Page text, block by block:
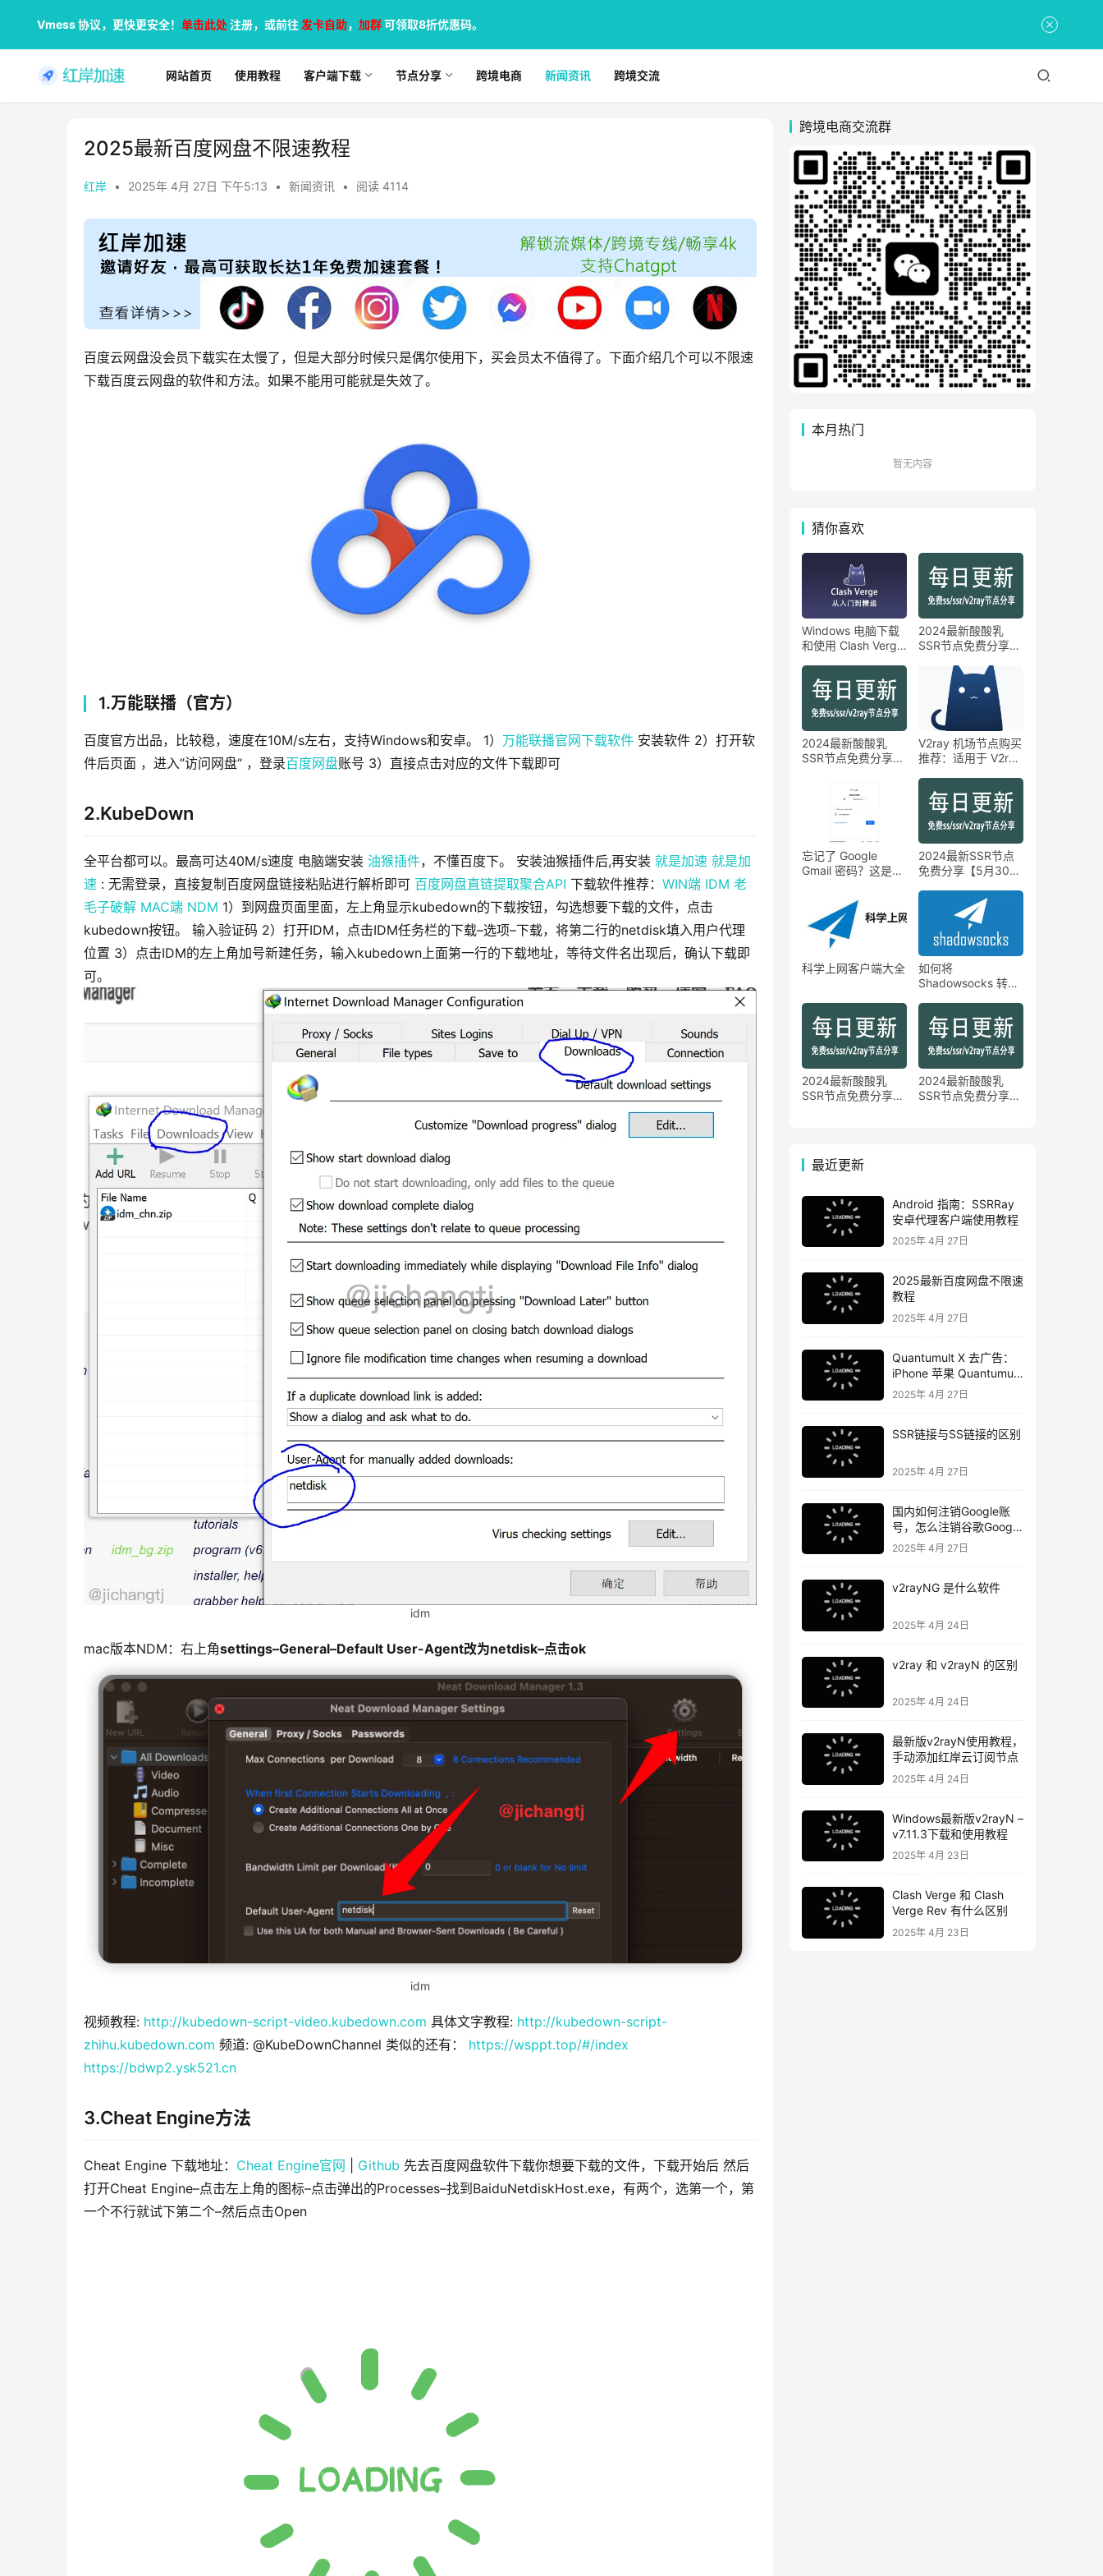
网站首页 使用教程 客户端下载 节点分享 跨境电商 新闻资讯 跨境交流
2025最新百度网盘不限速教程
红岸 • 2025年 4月 27日 下午5:13 • 新闻资讯 • 阅读 4114
百度云网盘没会员下载实在太慢了，但是大部分时候只是偶尔使用下，买会员太不值得了。下面介绍几个可以不限速
下载百度云网盘的软件和方法。如果不能用可能就是失效了。
1.万能联播（官方）
百度官方出品，比较稳，速度在10M/s左右，支持Windows和安卓。 1） 万能联播官网下载软件 安装软件 2）打开软
件后页面 ，进入”访问网盘“ ，登录百度网盘账号 3）直接点击对应的文件下载即可
2.KubeDown
全平台都可以。最高可达40M/s速度 电脑端安装 油猴插件，不懂百度下。 安装油猴插件后,再安装 就是加速 就是加
速 : 无需登录，直接复制百度网盘链接粘贴进行解析即可 百度网盘直链提取聚合API 下载软件推荐： WIN端 IDM 老
毛子破解 MAC端 NDM 1）到网盘页面里面，左上角显示kubedown的下载按钮，勾选想要下载的文件，点击
kubedown按钮。 输入验证码 2）打开IDM，点击IDM任务栏的下载–选项–下载，将第二行的netdisk填入用户代理
位置 3）点击IDM的左上角加号新建任务，输入kubedown上面第一行的下载地址，等待文件名出现后，确认下载即
可。
idm
mac版本NDM：右上角settings–General–Default User-Agent改为netdisk–点击ok
idm
视频教程: http://kubedown-script-video.kubedown.com 具体文字教程: http://kubedown-script-
zhihu.kubedown.com 频道: @KubeDownChannel 类似的还有： https://wsppt.top/#/index
https://bdwp2.ysk521.cn
3.Cheat Engine方法
Cheat Engine 下载地址： Cheat Engine官网 Github 先去百度网盘软件下载你想要下载的文件，下载开始后 然后
打开Cheat Engine–点击左上角的图标–点击弹出的Processes–找到BaiduNetdiskHost.exe，有两个，选第一个，第
一个不行就试下第二个–然后点击Open
跨境电商交流群
本月热门
暂无内容
猜你喜欢
Windows 电脑下载
和使用 Clash Verge
2024最新酸酸乳
SSR节点免费分享
2024最新酸酸乳
SSR节点免费分享
V2ray 机场节点购买
推荐：适用于 V2ray
户端
忘记了 Google
Gmail 密码？这是重
2024最新SSR节点
免费分享【5月30
科学上网客户端大全
如何将
Shadowsocks 转换
2024最新酸酸乳
SSR节点免费分享
2024最新酸酸乳
SSR节点免费分享
最近更新
Android 指南：SSRRay
安卓代理客户端使用教程
2025年 4月 27日
2025最新百度网盘不限速
教程
2025年 4月 27日
Quantumult X 去广告：
iPhone 苹果 Quantumult
X 去广告教程
2025年 4月 27日
SSR链接与SS链接的区别
2025年 4月 27日
国内如何注销Google账
号，怎么注销谷歌Google
账号
2025年 4月 27日
v2rayNG 是什么软件
2025年 4月 24日
v2ray 和 v2rayN 的区别
2025年 4月 24日
最新版v2rayN使用教程，
手动添加红岸云订阅节点
2025年 4月 24日
Windows最新版v2rayN –
v7.11.3下载和使用教程
2025年 4月 23日
Clash Verge 和 Clash
Verge Rev 有什么区别
2025年 4月 23日
Vmess 协议，更快更安全！ 单击此处注册，或前往 发卡自助， 加群可领取8折优惠码。